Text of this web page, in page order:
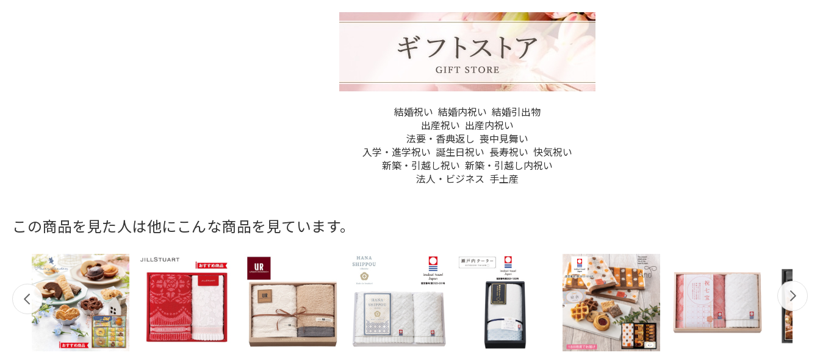
結婚祝い 結婚内祝い 結婚引出物
出産祝い 出産内祝い
法要・香典返し 喪中見舞い
入学・進学祝い 誕生日祝い 長寿祝い 快気祝い
新築・引越し祝い 新築・引越し内祝い
法人・ビジネス 手土産
この商品を見た人は他にこんな商品を見ています。